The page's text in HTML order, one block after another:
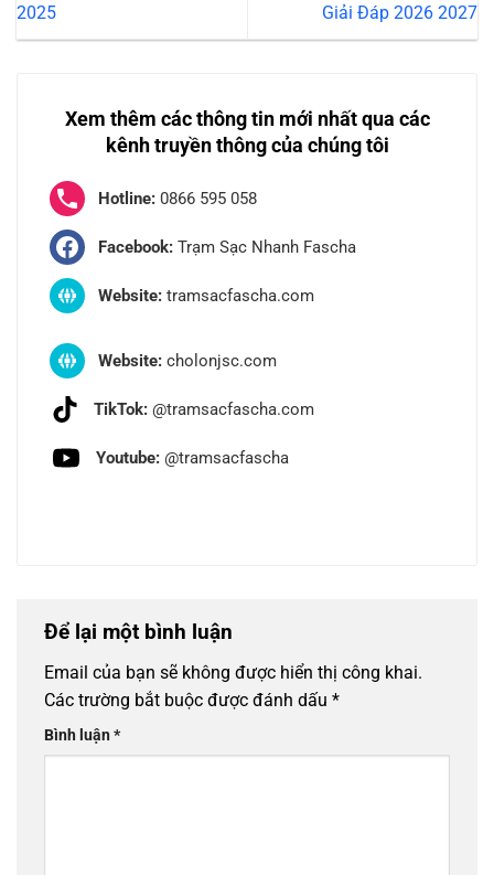
2025
Giải Đáp 2026 2027
Xem thêm các thông tin mới nhất qua các
kênh truyền thông của chúng tôi
Hotline: 0866 595 058
Facebook: Trạm Sạc Nhanh Fascha
Website: tramsacfascha.com
Website: cholonjsc.com
TikTok: @tramsacfascha.com
Youtube: @tramsacfascha
Để lại một bình luận
Email của bạn sẽ không được hiển thị công khai.
Các trường bắt buộc được đánh dấu *
Bình luận*